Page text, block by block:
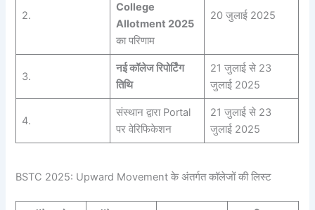
2.
College
Allotment 2025
का परिणाम
20 जुलाई 2025
3.
नई कॉलेज रिपोर्टिंग
तिथि
21 जुलाई से 23
जुलाई 2025
4.
संस्थान द्वारा Portal
पर वेरिफिकेशन
21 जुलाई से 23
जुलाई 2025
BSTC 2025: Upward Movement के अंतर्गत कॉलेजों की लिस्ट